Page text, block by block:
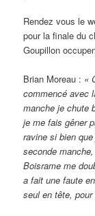
Rendez vous le
pour la finale du
Goupillon
Brian Moreau : «
commencé avec
manche je chute
je me fais gêner
ravine si bien
seconde
Boisrame me
a fait une faute
seul en tête,